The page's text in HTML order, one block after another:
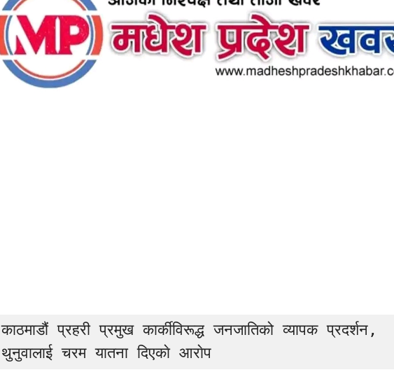
काठमाडौं प्रहरी प्रमुख कार्कीविरूद्ध जनजातिको व्यापक प्रदर्शन,
थुनुवालाई चरम यातना दिएकाे आराेप